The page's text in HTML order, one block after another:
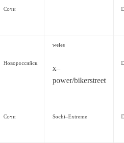
Сочи
Новороссийск
weles
x–
power/bikerstreet
Сочи Sochi–Extreme